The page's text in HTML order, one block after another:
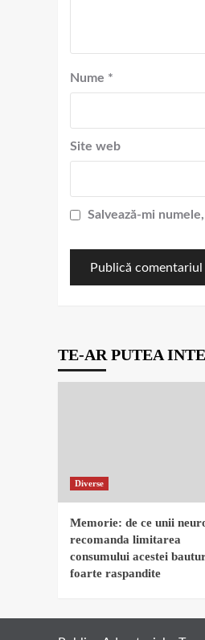
Nume *
Site web
Salvează-mi
TE-AR PUTEA
Diverse
Memorie: de ce unii
recomanda limitarea
consumului acestei
foarte raspandite